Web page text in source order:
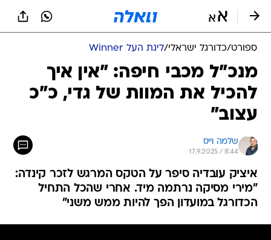
ספורט/כדורגל ישראלי/ליגת העל Winner
מנכ"ל מכבי חיפה: "אין איך
להכיל את המוות של גדי, כ"כ
עצוב"
שלמה וייס
17.9.2025 / 8:44
איציק עובדיה סיפר על הטקס המרגש לזכר קינדה:
"מירי מסיקה נרתמה מיד. אחרי שהכל התחיל
הכדורגל במועדון הפך להיות ממש משני"